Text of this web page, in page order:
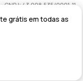
CNPJ: 43.008.535/0001-11
grátis em todas as